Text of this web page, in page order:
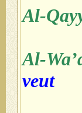
Al-
Al-
veut